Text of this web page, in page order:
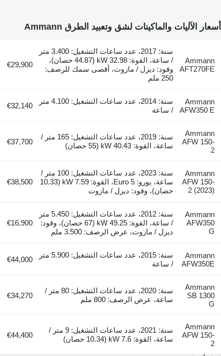
أسعار الآليات والماكينات لشق وتعبيد الطرق Ammann
Ammann
AFT270FE
سنة: 2017، عدد ساعات التشغيل: 3.400 متر
/ ساعة، القوة: 32.98 kW (44.87 حصان)،
وقود: ديزل / مازوت، أقصى سمك للرصف:
250 ملم
€29,900
Ammann
AFW350 E
سنة: 2014، عدد ساعات التشغيل: 4.100 متر
/ ساعة
€32,140
Ammann
AFW 150-
2
سنة: 2019، عدد ساعات التشغيل: 165 متر /
ساعة، القوة: 40.43 kW (55 حصان)
€37,700
Ammann
AFW 150-
2 (2023)
سنة: 2023، عدد ساعات التشغيل: 100 متر /
ساعة، يورو: Euro 5، القوة: 7.59 kW (10.33
حصان)، وقود: ديزل / مازوت
€38,500
Ammann
AFW350
G
سنة: 2012، عدد ساعات التشغيل: 5.450 متر
/ ساعة، القوة: 49.25 kW (67 حصان)، وقود:
ديزل / مازوت، عرض الرصف: 3.500 ملم
€16,900
Ammann
AFW350E
سنة: 2015، عدد ساعات التشغيل: 5.900 متر
/ ساعة
€44,000
Ammann
SB 1300
G
سنة: 2020، عدد ساعات التشغيل: 80 متر /
ساعة، عرض الرصف: 800 ملم
€34,270
Ammann
AFW 150-
2
سنة: 2021، عدد ساعات التشغيل: 9 متر /
ساعة، القوة: 7.6 kW (10.34 حصان)
€44,400